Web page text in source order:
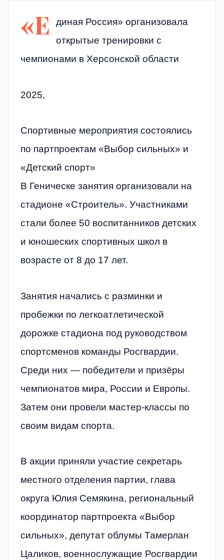
«Е
диная Россия» организовала
открытые тренировки с
чемпионами в Херсонской области
2025,
Спортивные мероприятия состоялись
по партпроектам «Выбор сильных» и
«Детский спорт»
В Геническе занятия организовали на
стадионе «Строитель». Участниками
стали более 50 воспитанников детских
и юношеских спортивных школ в
возрасте от 8 до 17 лет.
Занятия начались с разминки и
пробежки по легкоатлетической
дорожке стадиона под руководством
спортсменов команды Росгвардии.
Среди них — победители и призёры
чемпионатов мира, России и Европы.
Затем они провели мастер-классы по
своим видам спорта.
В акции приняли участие секретарь
местного отделения партии, глава
округа Юлия Семякина, региональный
координатор партпроекта «Выбор
сильных», депутат облумы Тамерлан
Цаликов, военнослужащие Росгвардии